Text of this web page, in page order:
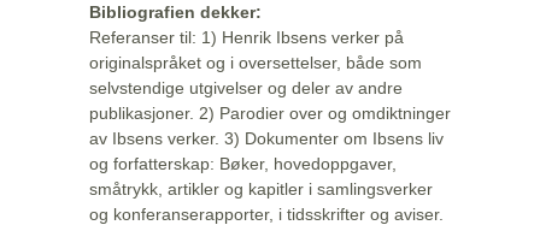
Bibliografien dekker:
Referanser til: 1) Henrik Ibsens verker på
originalspråket og i oversettelser, både som
selvstendige utgivelser og deler av andre
publikasjoner. 2) Parodier over og omdiktninger
av Ibsens verker. 3) Dokumenter om Ibsens liv
og forfatterskap: Bøker, hovedoppgaver,
småtrykk, artikler og kapitler i samlingsverker
og konferanserapporter, i tidsskrifter og aviser.